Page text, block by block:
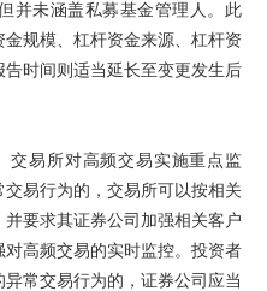
并未涵盖私募基金管理人。此
规模、杠杆资金来源、杠杆资
时间则适当延长至变更发生后
交易所对高频交易实施重点监
易行为的，交易所可以按相关
要求其证券公司加强相关客户
高频交易的实时监控。投资者
常交易行为的，证券公司应当